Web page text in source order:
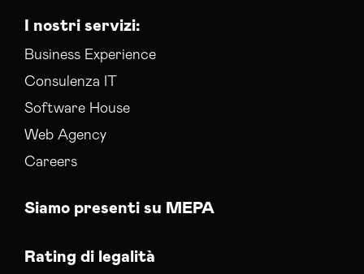
I nostri servizi:
Business Experience
Consulenza IT
Software House
Web Agency
Careers
Siamo presenti su MEPA
Rating di legalità